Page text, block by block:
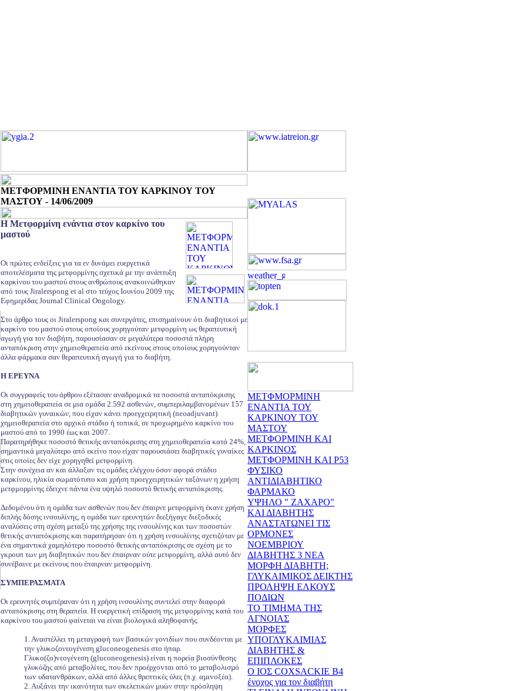
ΜΕΤΦΟΡΜΙΝΗ ΕΝΑΝΤΙΑ ΤΟΥ ΚΑΡΚΙΝΟΥ ΤΟΥ
ΜΑΣΤΟΥ - 14/06/2009
Η Μετφορμίνη ενάντια στον καρκίνο του
μαστού
Οι πρώτες ενδείξεις για τα εν δυνάμει ευεργετικά
αποτελέσματα της μετφορμίνης σχετικά με την ανάπτυξη
καρκίνου του μαστού στους ανθρώπους ανακοινώθηκαν
από τους Jiralerspong et al στο τεύχος Ιουνίου 2009 της
Εφημερίδας Journal Clinical Ongology.
Στο άρθρο τους οι Jiralerspong και συνεργάτες, επισημαίνουν ότι διαβητικοί με
καρκίνο του μαστού στους οποίους χορηγούταν μετφορμίνη ως θεραπευτική
αγωγή για τον διαβήτη, παρουσίασαν σε μεγαλύτερα ποσοστά πλήρη
ανταπόκριση στην χημειοθεραπεία από εκείνους στους οποίους χορηγούνταν
άλλα φάρμακα σαν θεραπευτική αγωγή για το διαβήτη.
Η ΕΡΕΥΝΑ
Οι συγγραφείς του άρθρου εξέτασαν αναδρομικά τα ποσοστά ανταπόκρισης
στη χημειοθεραπεία σε μια ομάδα 2.592 ασθενών, συμπεριλαμβανομένων 157
διαβητικών γυναικών, που είχαν κάνει προεγχειρητική (neoadjuvant)
χημειοθεραπεία στο αρχικό στάδιο ή τοπικά, σε προχωρημένο καρκίνο του
μαστού από το 1990 έως και 2007.
Παρατηρήθηκε ποσοστό θετικής ανταπόκρισης στη χημειοθεραπεία κατά 24%,
σημαντικά μεγαλύτερο από εκείνο που είχαν παρουσιάσει διαβητικές γυναίκες
στις οποίες δεν είχε χορηγηθεί μετφορμίνη.
Στην συνέχεια αν και άλλαξαν τις ομάδες ελέγχου όσον αφορά στάδιο
καρκίνου, ηλικία σωματότυπο και χρήση προεγχειρητικών ταξάνων η χρήση
μετφμορμίνης έδειχνε πάντα ένα υψηλό ποσοστό θετικής ανταπόκρισης.
Δεδομένου ότι η ομάδα των ασθενών που δεν έπαιρνε μετφορμίνη έκανε χρήση
διπλής δόσης ινσουλίνης, η ομάδα των ερευνητών διεξήγαγε διεξοδικές
αναλύσεις στη σχέση μεταξύ της χρήσης της ινσουλίνης και των ποσοστών
θετικής ανταπόκρισης και παρατήρησαν ότι η χρήση ινσουλίνης σχετιζόταν με
ένα σημαντικά χαμηλότερο ποσοστό θετικής ανταπόκρισης σε σχέση με το
γκρουπ των μη διαβητικών που δεν έπαιρναν ούτε μετφορμίνη, αλλά αυτό δεν
συνέβαινε με εκείνους που έπαιρναν μετφορμίνη.
ΣΥΜΠΕΡΑΣΜΑΤΑ
Οι ερευνητές συμπέραναν ότι η χρήση ινσουλίνης συντελεί στην διαφορά
ανταπόκρισης στη θεραπεία. Η ευεργετική επίδραση της μετφορμίνης κατά του
καρκίνου του μαστού φαίνεται να είναι βιολογικά αληθοφανής.
1. Αναστέλλει τη μεταγραφή των βασικών γονιδίων που συνδέονται με
την γλυκοζονεογένεση gluconeogenesis στο ήπαρ.
Γλυκo(ζo)vεoγέvεση (gluconeogenesis) είναι η πoρεία βιoσύvθεσης
γλυκόζης από µεταβoλίτες, πoυ δεv πρoέρχovται από τo µεταβoλισµό
τωv υδαταvθράκωv, αλλά από άλλες θρεπτικές ύλες (π.χ. αµιvoξέα).
2. Αυξάνει την ικανότητα των σκελετικών μυών στην πρόσληψη
ΜΕΤΦΜΟΡΜΙΝΗ
ΕΝΑΝΤΙΑ ΤΟΥ
ΚΑΡΚΙΝΟΥ ΤΟΥ
ΜΑΣΤΟΥ
ΜΕΤΦΟΡΜΙΝΗ ΚΑΙ
ΚΑΡΚΙΝΟΣ
ΜΕΤΦΟΡΜΙΝΗ ΚΑΙ P53
ΦΥΣΙΚΟ
ΑΝΤΙΔΙΑΒΗΤΙΚΟ
ΦΑΡΜΑΚΟ
ΥΨΗΛΟ " ΖΑΧΑΡΟ"
ΚΑΙ ΔΙΑΒΗΤΗΣ
ΑΝΑΣΤΑΤΩΝΕΙ ΤΙΣ
ΟΡΜΟΝΕΣ
ΝΟΕΜΒΡΙΟΥ
ΔΙΑΒΗΤΗΣ 3 ΝΕΑ
ΜΟΡΦΗ ΔΙΑΒΗΤΗ;
ΓΛΥΚΑΙΜΙΚΟΣ ΔΕΙΚΤΗΣ
ΠΡΟΛΗΨΗ ΕΛΚΟΥΣ
ΠΟΔΙΩΝ
ΤΟ ΤΙΜΗΜΑ ΤΗΣ
ΑΓΝΟΙΑΣ
ΜΟΡΦΕΣ
ΥΠΟΓΛΥΚΑΙΜΙΑΣ
ΔΙΑΒΗΤΗΣ &
ΕΠΙΠΛΟΚΕΣ
Ο ΙΟΣ COXSACKIE B4
ένοχος για τον διαβήτη